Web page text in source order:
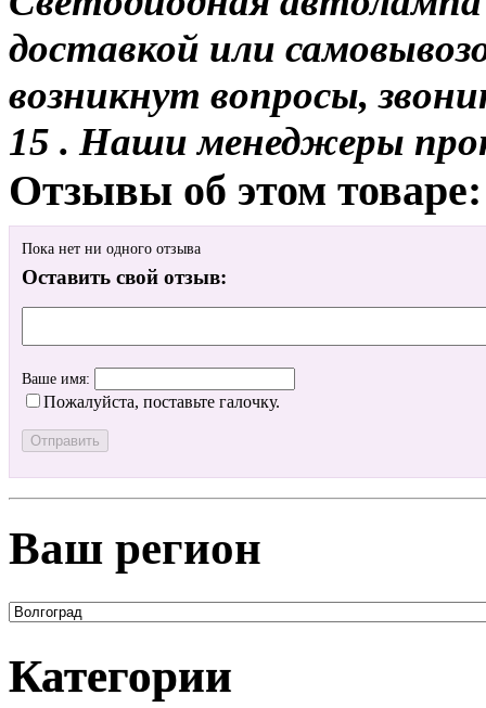
доставкой или
возникнут вопросы,
15 . Наши менеджеры
Отзывы об этом товаре:
Пока нет ни одного отзыва
Оставить свой отзыв:
Ваше имя:
Пожалуйста, поставьте галочку.
Ваш регион
Категории